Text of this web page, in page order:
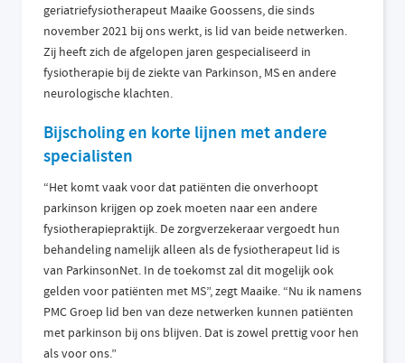
geriatriefysiotherapeut Maaike Goossens, die sinds
november 2021 bij ons werkt, is lid van beide netwerken.
Zij heeft zich de afgelopen jaren gespecialiseerd in
fysiotherapie bij de ziekte van Parkinson, MS en andere
neurologische klachten.
Bijscholing en korte lijnen met andere
specialisten
“Het komt vaak voor dat patiënten die onverhoopt
parkinson krijgen op zoek moeten naar een andere
fysiotherapiepraktijk. De zorgverzekeraar vergoedt hun
behandeling namelijk alleen als de fysiotherapeut lid is
van ParkinsonNet. In de toekomst zal dit mogelijk ook
gelden voor patiënten met MS”, zegt Maaike. “Nu ik namens
PMC Groep lid ben van deze netwerken kunnen patiënten
met parkinson bij ons blijven. Dat is zowel prettig voor hen
als voor ons.”